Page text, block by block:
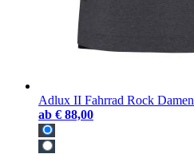
Adlux II Fahrrad Rock Damen
ab € 88,00